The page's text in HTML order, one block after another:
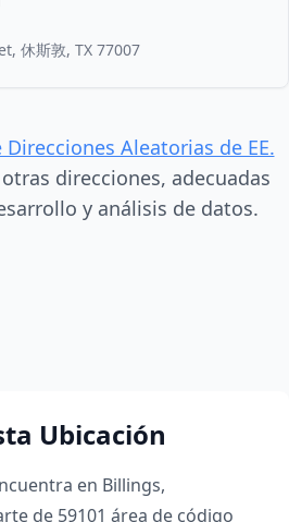
休斯敦, TX 77007
Aleatorias de EE.
direcciones, adecuadas
y análisis de datos.
Ubicación
en Billings,
de 59101 área de código